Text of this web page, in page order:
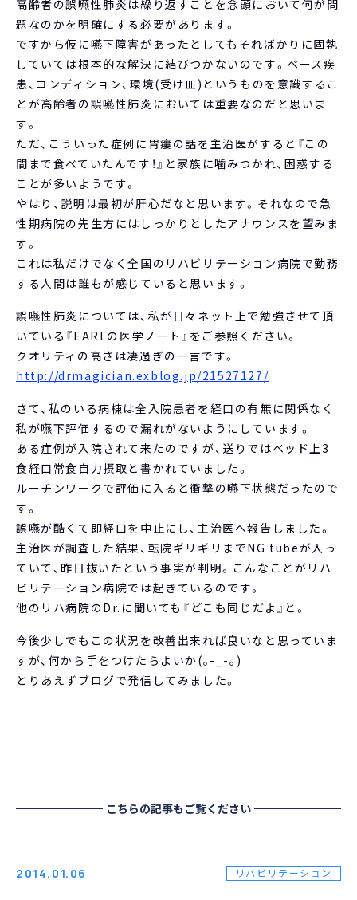
高齢者の誤嚥性肺炎は繰り返すことを念頭において何が問
題なのかを明確にする必要があります。
ですから仮に嚥下障害があったとしてもそればかりに固執
していては根本的な解決に結びつかないのです。ベース疾
患、コンディション、環境(受け皿)というものを意識するこ
とが高齢者の誤嚥性肺炎においては重要なのだと思いま
す。
ただ、こういった症例に胃瘻の話を主治医がすると『この
間まで食べていたんです！』と家族に噛みつかれ、困惑する
ことが多いようです。
やはり、説明は最初が肝心だなと思います。それなので急
性期病院の先生方にはしっかりとしたアナウンスを望みま
す。
これは私だけでなく全国のリハビリテーション病院で勤務
する人間は誰もが感じていると思います。
誤嚥性肺炎については、私が日々ネット上で勉強させて頂
いている『EARLの医学ノート』をご参照ください。
クオリティの高さは凄過ぎの一言です。
http://drmagician.exblog.jp/21527127/
さて、私のいる病棟は全入院患者を経口の有無に関係なく
私が嚥下評価するので漏れがないようにしています。
ある症例が入院されて来たのですが、送りではベッド上3
食経口常食自力摂取と書かれていました。
ルーチンワークで評価に入ると衝撃の嚥下状態だったので
す。
誤嚥が酷くて即経口を中止にし、主治医へ報告しました。
主治医が調査した結果、転院ギリギリまでNG tubeが入っ
ていて、昨日抜いたという事実が判明。こんなことがリハ
ビリテーション病院では起きているのです。
他のリハ病院のDr.に聞いても『どこも同じだよ』と。
今後少しでもこの状況を改善出来れば良いなと思っていま
すが、何から手をつけたらよいか(｡-_-｡)
とりあえずブログで発信してみました。
こちらの記事もご覧ください
2014.01.06 リハビリテーション